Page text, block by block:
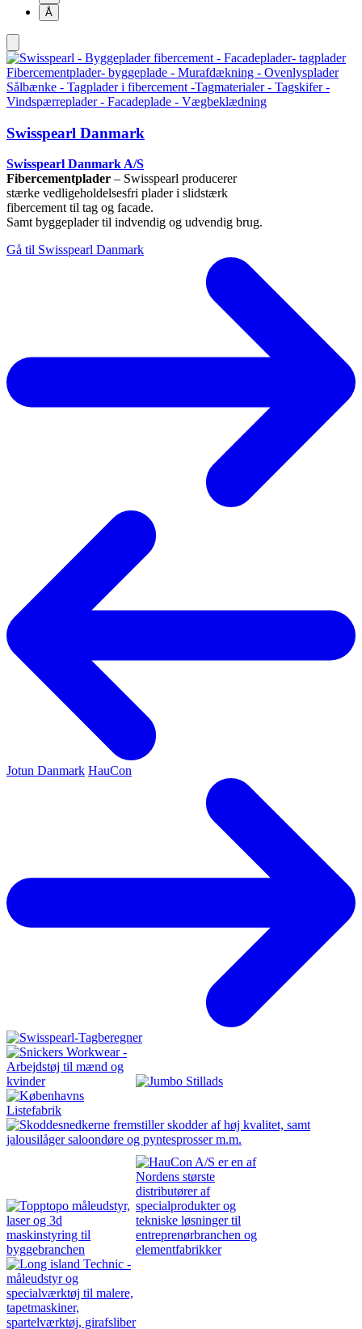
Å
Swisspearl Danmark
Swisspearl Danmark A/S
Fibercementplader – Swisspearl producerer
stærke vedligeholdelsesfri plader i slidstærk
fibercement til tag og facade.
Samt byggeplader til indvendig og udvendig brug.
Gå til Swisspearl Danmark
Jotun Danmark HauCon